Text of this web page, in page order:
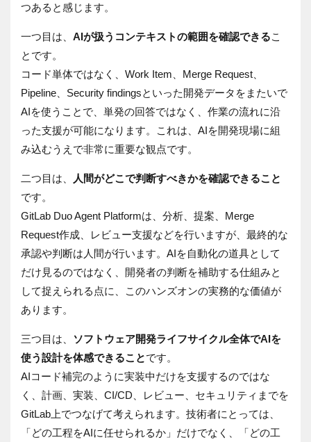
つあると感じます。
一つ目は、 AIが扱うコンテキストの範囲を確認できるこ
とです。
コード単体ではなく、Work Item、Merge Request、
Pipeline、Security findingsといった開発データをまたいで
AIを使うことで、単発の回答ではなく、作業の流れに沿
った支援が可能になります。これは、AIを開発現場に組
み込むうえで非常に重要な観点です。
二つ目は、
人間がどこで判断すべきかを確認できること
です。
GitLab Duo Agent Platformは、分析、提案、Merge
Request作成、レビュー支援などを行いますが、最終的な
承認や判断は人間が行います。AIを自動化の道具として
だけ見るのではなく、開発者の判断を補助する仕組みと
して捉えられる点に、このハンズオンの実務的な価値が
あります。
三つ目は、
ソフトウェア開発ライフサイクル全体でAIを
使う設計を体感できることです。
AIコード補完のように実装中だけを支援するのではな
く、計画、実装、CI/CD、レビュー、セキュリティまでを
GitLab上でつなげて考えられます。技術者にとっては、
「どの工程をAIに任せられるか」だけでなく、「どの工